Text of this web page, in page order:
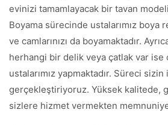
evinizi tamamlayacak bir tavan
Boyama sürecinde ustalarımız boya
ve camlarınızı da boyamaktadır.
herhangi bir delik veya çatlak var ise
ustalarımız yapmaktadır. Süreci
gerçekleştiriyoruz. Yüksek kalitede,
sizlere hizmet vermekten